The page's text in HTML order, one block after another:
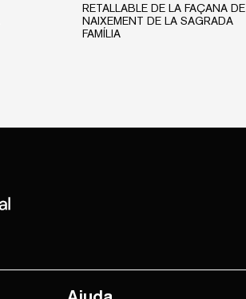
RETALLABLE DE LA FAÇANA DE
NAIXEMENT DE LA SAGRADA
FAMÍLIA